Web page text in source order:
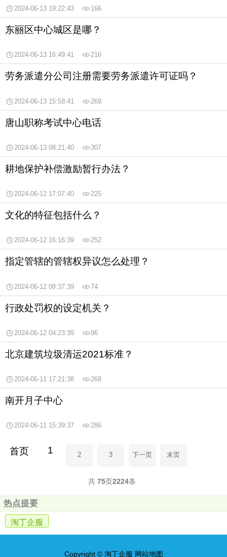
2024-06-13 19:22:43 166
东丽区中心城区是哪？
2024-06-13 16:49:41 216
劳务派遣分公司注册需要劳务派遣许可证吗？
2024-06-13 15:58:41 269
唐山职称考试中心电话
2024-06-13 08:21:40 307
耕地保护补偿激励暂行办法？
2024-06-12 17:07:40 225
文化的特征包括什么？
2024-06-12 16:16:39 252
指定管辖的管辖权异议怎么处理？
2024-06-12 08:37:39 74
行政处罚权的设定机关？
2024-06-12 04:23:39 96
北京建筑垃圾清运2021标准？
2024-06-11 17:21:38 268
南开月子中心
2024-06-11 15:39:37 286
首页 1 2 3 下一页 末页
共75页2224条
热点提要
淘丁企服
Copyright © 淘丁企服 网站地图